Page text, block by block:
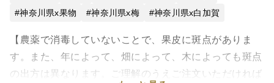
神奈川県x果物
神奈川県x梅 神奈川県x白加賀
【農薬で消毒していないことで、果皮に斑点がありま
す。また、年によって、畑によって、木によっても斑点
の出方は異なります。ご理解のうえご注文いただければ